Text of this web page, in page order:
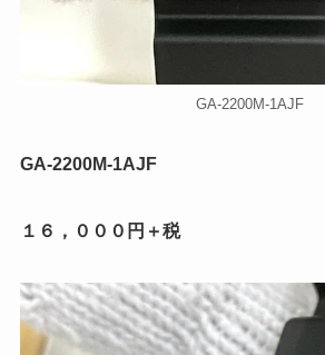
GA-2200M-1AJF
GA-2200M-1AJF
１６，０００円＋税